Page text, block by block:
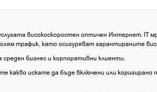
високоскоростен оптичен Интернет. IT
трафик, като осигуряват гарантираните
бизнес и корпоративни клиенти.
искате да бъде включени или коригирано